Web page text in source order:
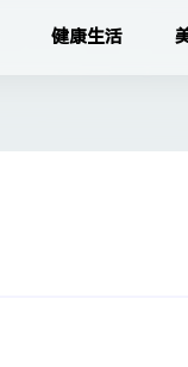
健康生活